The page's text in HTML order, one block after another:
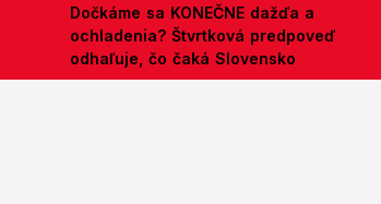
Dočkáme sa KONEČNE dažďa a
ochladenia? Štvrtková predpoveď
odhaľuje, čo čaká Slovensko